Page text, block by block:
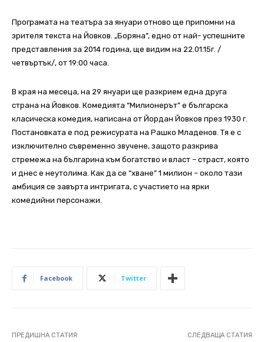
Програмата на театъра за януари отново ще припомни на
зрителя текста на Йовков. „Боряна”, едно от най- успешните
представления за 2014 година, ще видим на 22.01.15г. /
четвъртък/, от 19:00 часа.
В края на месеца, на 29 януари ще разкрием една друга
страна на Йовков. Комедията “Милионерът” е българска
класическа комедия, написана от Йордан Йовков през 1930 г.
Постановката е под режисурата на Рашко Младенов. Тя е с
изключително съвременно звучене, защото разкрива
стремежа на българина към богатство и власт – страст, която
и днес е неутолима. Как да се “хване” 1 милион – около тази
амбиция се завърта интригата, с участието на ярки
комедийни персонажи.
Facebook Twitter
ПРЕДИШНА СТАТИЯ СЛЕДВАЩА СТАТИЯ